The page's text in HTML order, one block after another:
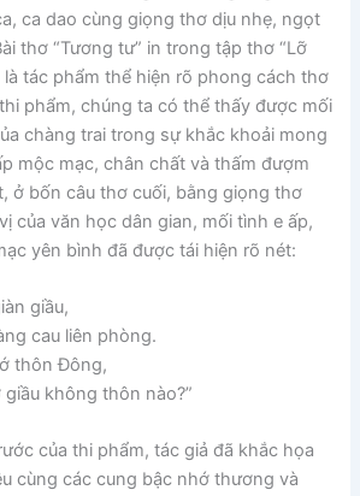
ca dao cùng giọng thơ dịu nhẹ, ngọt
thơ “Tương tư” in trong tập thơ “Lỡ
tác phẩm thể hiện rõ phong cách thơ
phẩm, chúng ta có thể thấy được mối
chàng trai trong sự khắc khoải mong
mộc mạc, chân chất và thấm đượm
ở bốn câu thơ cuối, bằng giọng thơ
của văn học dân gian, mối tình e ấp,
yên bình đã được tái hiện rõ nét:
giầu,
cau liên phòng.
thôn Đông,
không thôn nào?”
của thi phẩm, tác giả đã khắc họa
cùng các cung bậc nhớ thương và